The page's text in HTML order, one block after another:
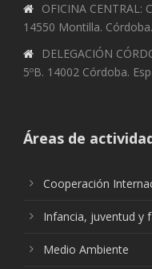
OFICINA CENTRAL:
14550 Montilla.
DELEGACIÓN
5ºB. 14002 Córdoba.
Áreas de
Cooperación
Infancia, juventud y
Medio Ambiente